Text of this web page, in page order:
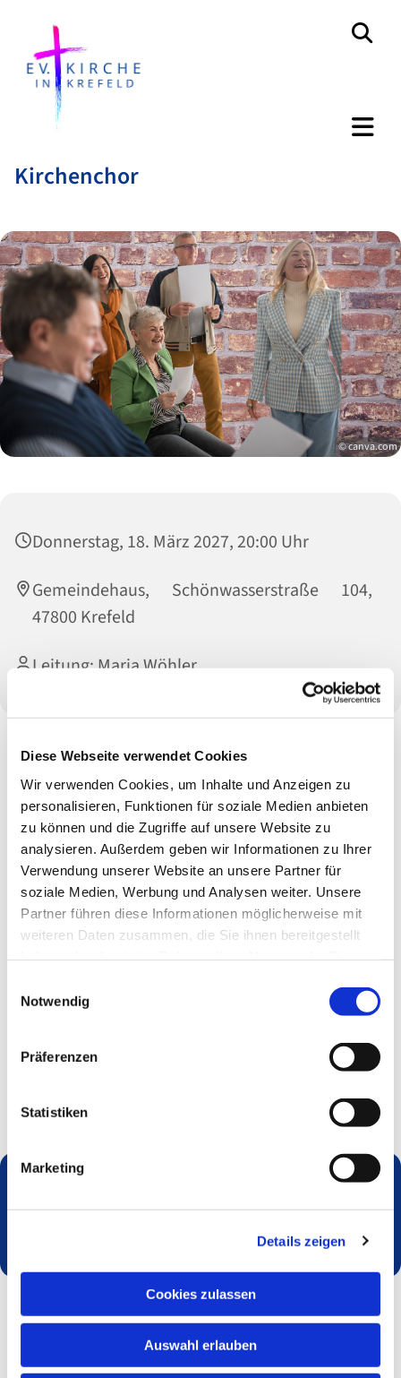
Diese Webseite verwendet Cookies
Wir verwenden Cookies, um Inhalte und Anzeigen zu
personalisieren, Funktionen für soziale Medien anbieten
zu können und die Zugriffe auf unsere Website zu
analysieren. Außerdem geben wir Informationen zu Ihrer
Verwendung unserer Website an unsere Partner für
soziale Medien, Werbung und Analysen weiter. Unsere
Partner führen diese Informationen möglicherweise mit
weiteren Daten zusammen, die Sie ihnen bereitgestellt
Notwendig
Präferenzen
Statistiken
Marketing
Details zeigen
Cookies zulassen
Auswahl erlauben
Kirchenchor
© canva.com
Donnerstag, 18. März 2027, 20:00 Uhr
Gemeindehaus, Schönwasserstraße 104,
47800 Krefeld
Leitung: Maria Wöhler
Herzlich willkommen zum Chor - wir singen gerne zusammen
und enden anschließend gerne mit geselligem Ausklang
Dies könnte Sie auch interessieren